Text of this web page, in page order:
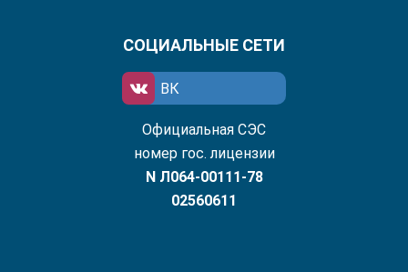
СОЦИАЛЬНЫЕ СЕТИ
ВК
Официальная СЭС
номер гос. лицензии
N Л064-00111-78
02560611